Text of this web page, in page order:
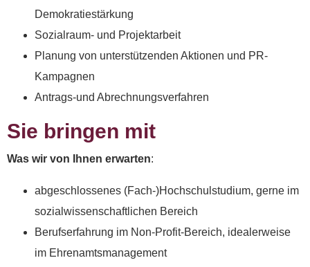
Demokratiestärkung
Sozialraum- und Projektarbeit
Planung von unterstützenden Aktionen und PR-
Kampagnen
Antrags-und Abrechnungsverfahren
Sie bringen mit
Was wir von Ihnen erwarten:
abgeschlossenes (Fach-)Hochschulstudium, gerne im
sozialwissenschaftlichen Bereich
Berufserfahrung im Non-Profit-Bereich, idealerweise
im Ehrenamtsmanagement
Spenden